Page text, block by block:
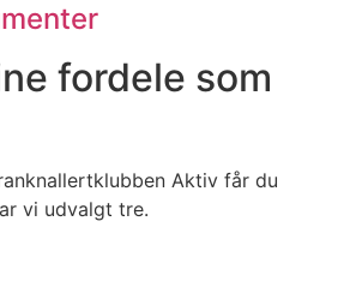
fordele som
Aktiv får du
vi udvalgt tre.